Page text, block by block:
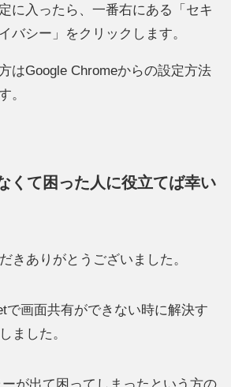
に入ったら、一番右にある「セキ
バシー」をクリックします。
はGoogle Chromeからの設定方法
。
くて困った人に役立てば幸い
きありがとうございました。
で画面共有ができない時に解決す
ました。